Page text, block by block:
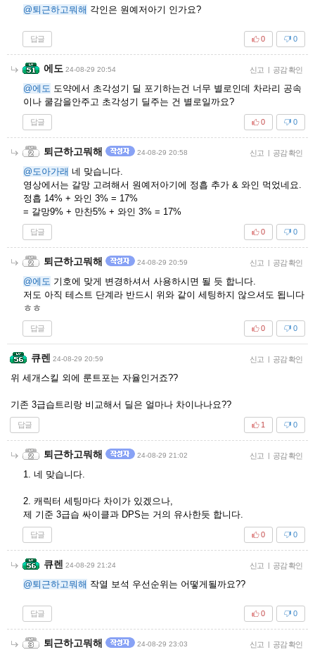
@퇴근하고뭐해 각인은 원예저아기 인가요?
답글 0
0
에도 24-08-29 20:54 신고 | 공감 확인
@에도 도약에서 초각성기 딜 포기하는건 너무 별로인데 차라리 공속
이나 쿨감을안주고 초각성기 딜주는 건 별로일까요?
답글 0
0
퇴근하고뭐해 24-08-29 20:58 신고 | 공감 확인
@도아가래 네 맞습니다.
영상에서는 갈망 고려해서 원예저아기에 정흡 추가 & 와인 먹었네요.
정흡 14% + 와인 3% = 17%
= 갈망9% + 만찬5% + 와인 3% = 17%
답글 0
0
퇴근하고뭐해 24-08-29 20:59 신고 | 공감 확인
@에도 기호에 맞게 변경하셔서 사용하시면 될 듯 합니다.
저도 아직 테스트 단계라 반드시 위와 같이 세팅하지 않으셔도 됩니다
ㅎㅎ
답글 0
0
큐렌 24-08-29 20:59 신고 | 공감 확인
위 세개스킬 외에 룬트포는 자율인거죠??
기존 3급습트리랑 비교해서 딜은 얼마나 차이나나요??
답글 0
1
퇴근하고뭐해 24-08-29 21:02 신고 | 공감 확인
1. 네 맞습니다.
2. 캐릭터 세팅마다 차이가 있겠으나,
제 기준 3급습 싸이클과 DPS는 거의 유사한듯 합니다.
답글 0
0
큐렌 24-08-29 21:24 신고 | 공감 확인
@퇴근하고뭐해 작열 보석 우선순위는 어떻게될까요??
답글 0
0
퇴근하고뭐해 24-08-29 23:03 신고 | 공감 확인